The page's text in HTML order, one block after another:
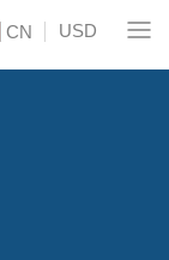
CN USD